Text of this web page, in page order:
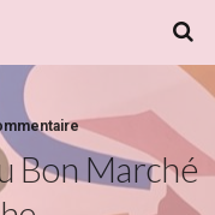
Bon Marché